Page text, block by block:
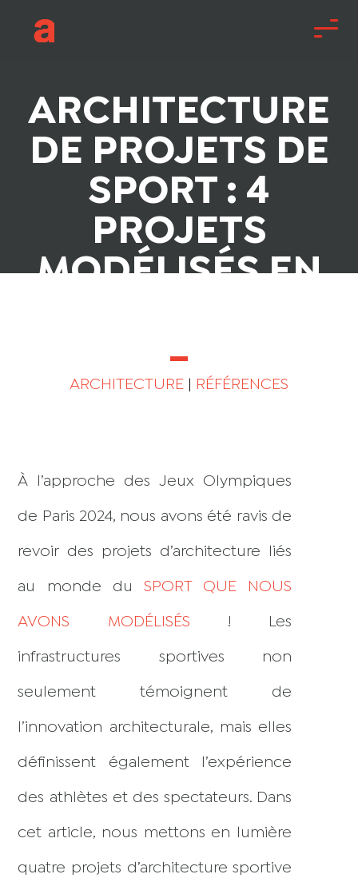
ARCHITECTURE
DE PROJETS DE
SPORT : 4
PROJETS
MODÉLISÉS EN
ARCHITECTURE RÉFÉRENCES
À l’approche des Jeux Olympiques
de Paris 2024, nous avons été ravis de
revoir des projets d’architecture liés
au monde du SPORT QUE NOUS
AVONS MODÉLISÉS ! Les
infrastructures sportives non
seulement témoignent de
l’innovation architecturale, mais elles
définissent également l’expérience
des athlètes et des spectateurs. Dans
cet article, nous mettons en lumière
quatre projets d’architecture sportive